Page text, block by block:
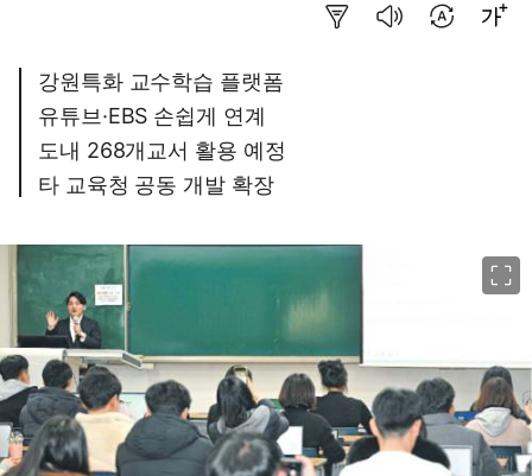
강원특화 교수학습 플랫폼
유튜브·EBS 손쉽게 연계
도내 268개교서 활용 예정
타 교육청 공동 개발 확장